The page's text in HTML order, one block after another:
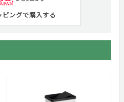
ングで購入する